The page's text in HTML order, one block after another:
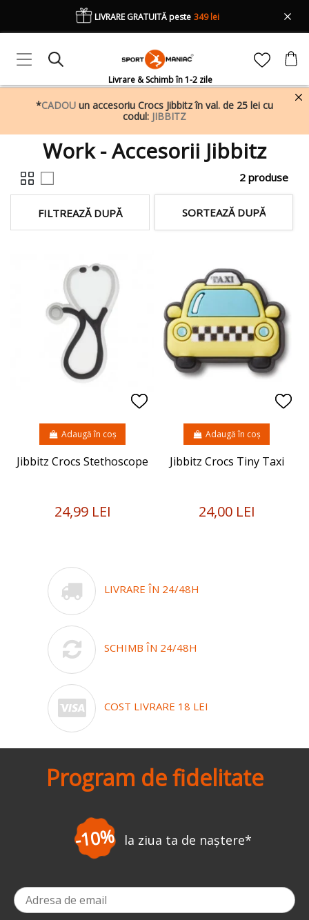
Livrare & Schimb în 1-2 zile
LIVRARE GRATUITĂ peste 349 lei
*CADOU un accesoriu Crocs Jibbitz în val. de 25 lei cu
codul: JIBBITZ
Work - Accesorii Jibbitz
2 produse
SORTEAZĂ DUPĂ
Jibbitz Crocs Stethoscope
24,99 LEI
Adaugă în coș
Jibbitz Crocs Tiny Taxi
24,00 LEI
Adaugă în coș
FILTREAZĂ DUPĂ
LIVRARE ÎN 24/48H
SCHIMB ÎN 24/48H
COST LIVRARE 18 LEI
Program de fidelitate
-10% la ziua ta de naștere*